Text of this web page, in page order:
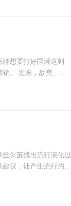
想要打好国潮这副
宫、大
剥茧找出流行演化过
议，让产生流行的概